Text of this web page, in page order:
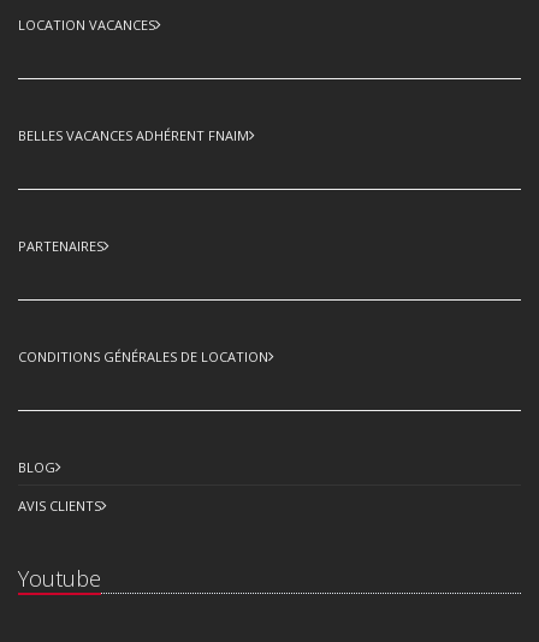
LOCATION VACANCES
BELLES VACANCES ADHÉRENT FNAIM
PARTENAIRES
CONDITIONS GÉNÉRALES DE LOCATION
BLOG
AVIS CLIENTS
Youtube